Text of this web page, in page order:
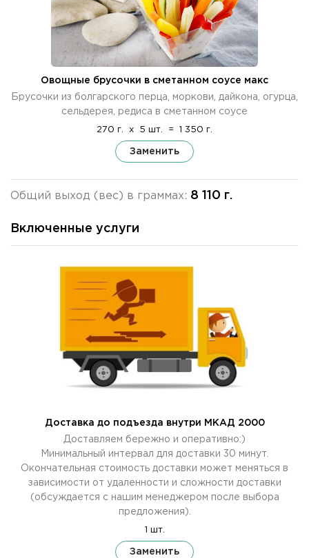
Овощные брусочки в сметанном соусе макс
Брусочки из болгарского перца, моркови, дайкона, огурца,
сельдерея, редиса в сметанном соусе
270 г. x 5 шт. = 1 350 г.
Заменить
Общий выход (вес) в граммах: 8 110 г.
Включенные услуги
Доставка до подъезда внутри МКАД 2000
Доставляем бережно и оперативно:)
Минимальный интервал для доставки 30 минут.
Окончательная стоимость доставки может меняться в
зависимости от удаленности и сложности доставки
(обсуждается с нашим менеджером после выбора
предложения).
1 шт.
Заменить